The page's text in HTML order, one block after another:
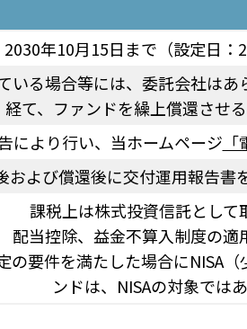
2030年10月15日まで（設定日：
いる場合等には、委託会社は
経て、ファンドを繰上償還させ
により行い、当ホームページ
および償還後に交付運用報告
課税上は株式投資信託として
配当控除、益金不算入制度の適
の要件を満たした場合にNISA
ンドは、NISAの対象では